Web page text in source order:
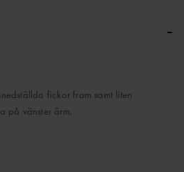
–
fickor fram samt liten
på vänster ärm.